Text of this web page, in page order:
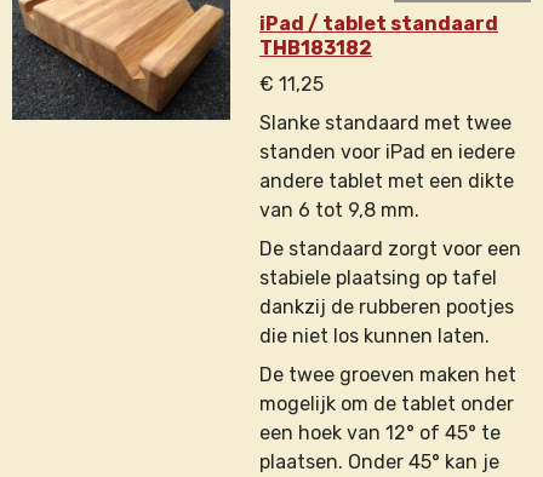
iPad / tablet standaard
THB183182
€ 11,25
Slanke standaard met twee
standen voor iPad en iedere
andere tablet met een dikte
van 6 tot 9,8 mm.
De standaard zorgt voor een
stabiele plaatsing op tafel
dankzij de rubberen pootjes
die niet los kunnen laten.
De twee groeven maken het
mogelijk om de tablet onder
een hoek van 12° of 45° te
plaatsen. Onder 45° kan je